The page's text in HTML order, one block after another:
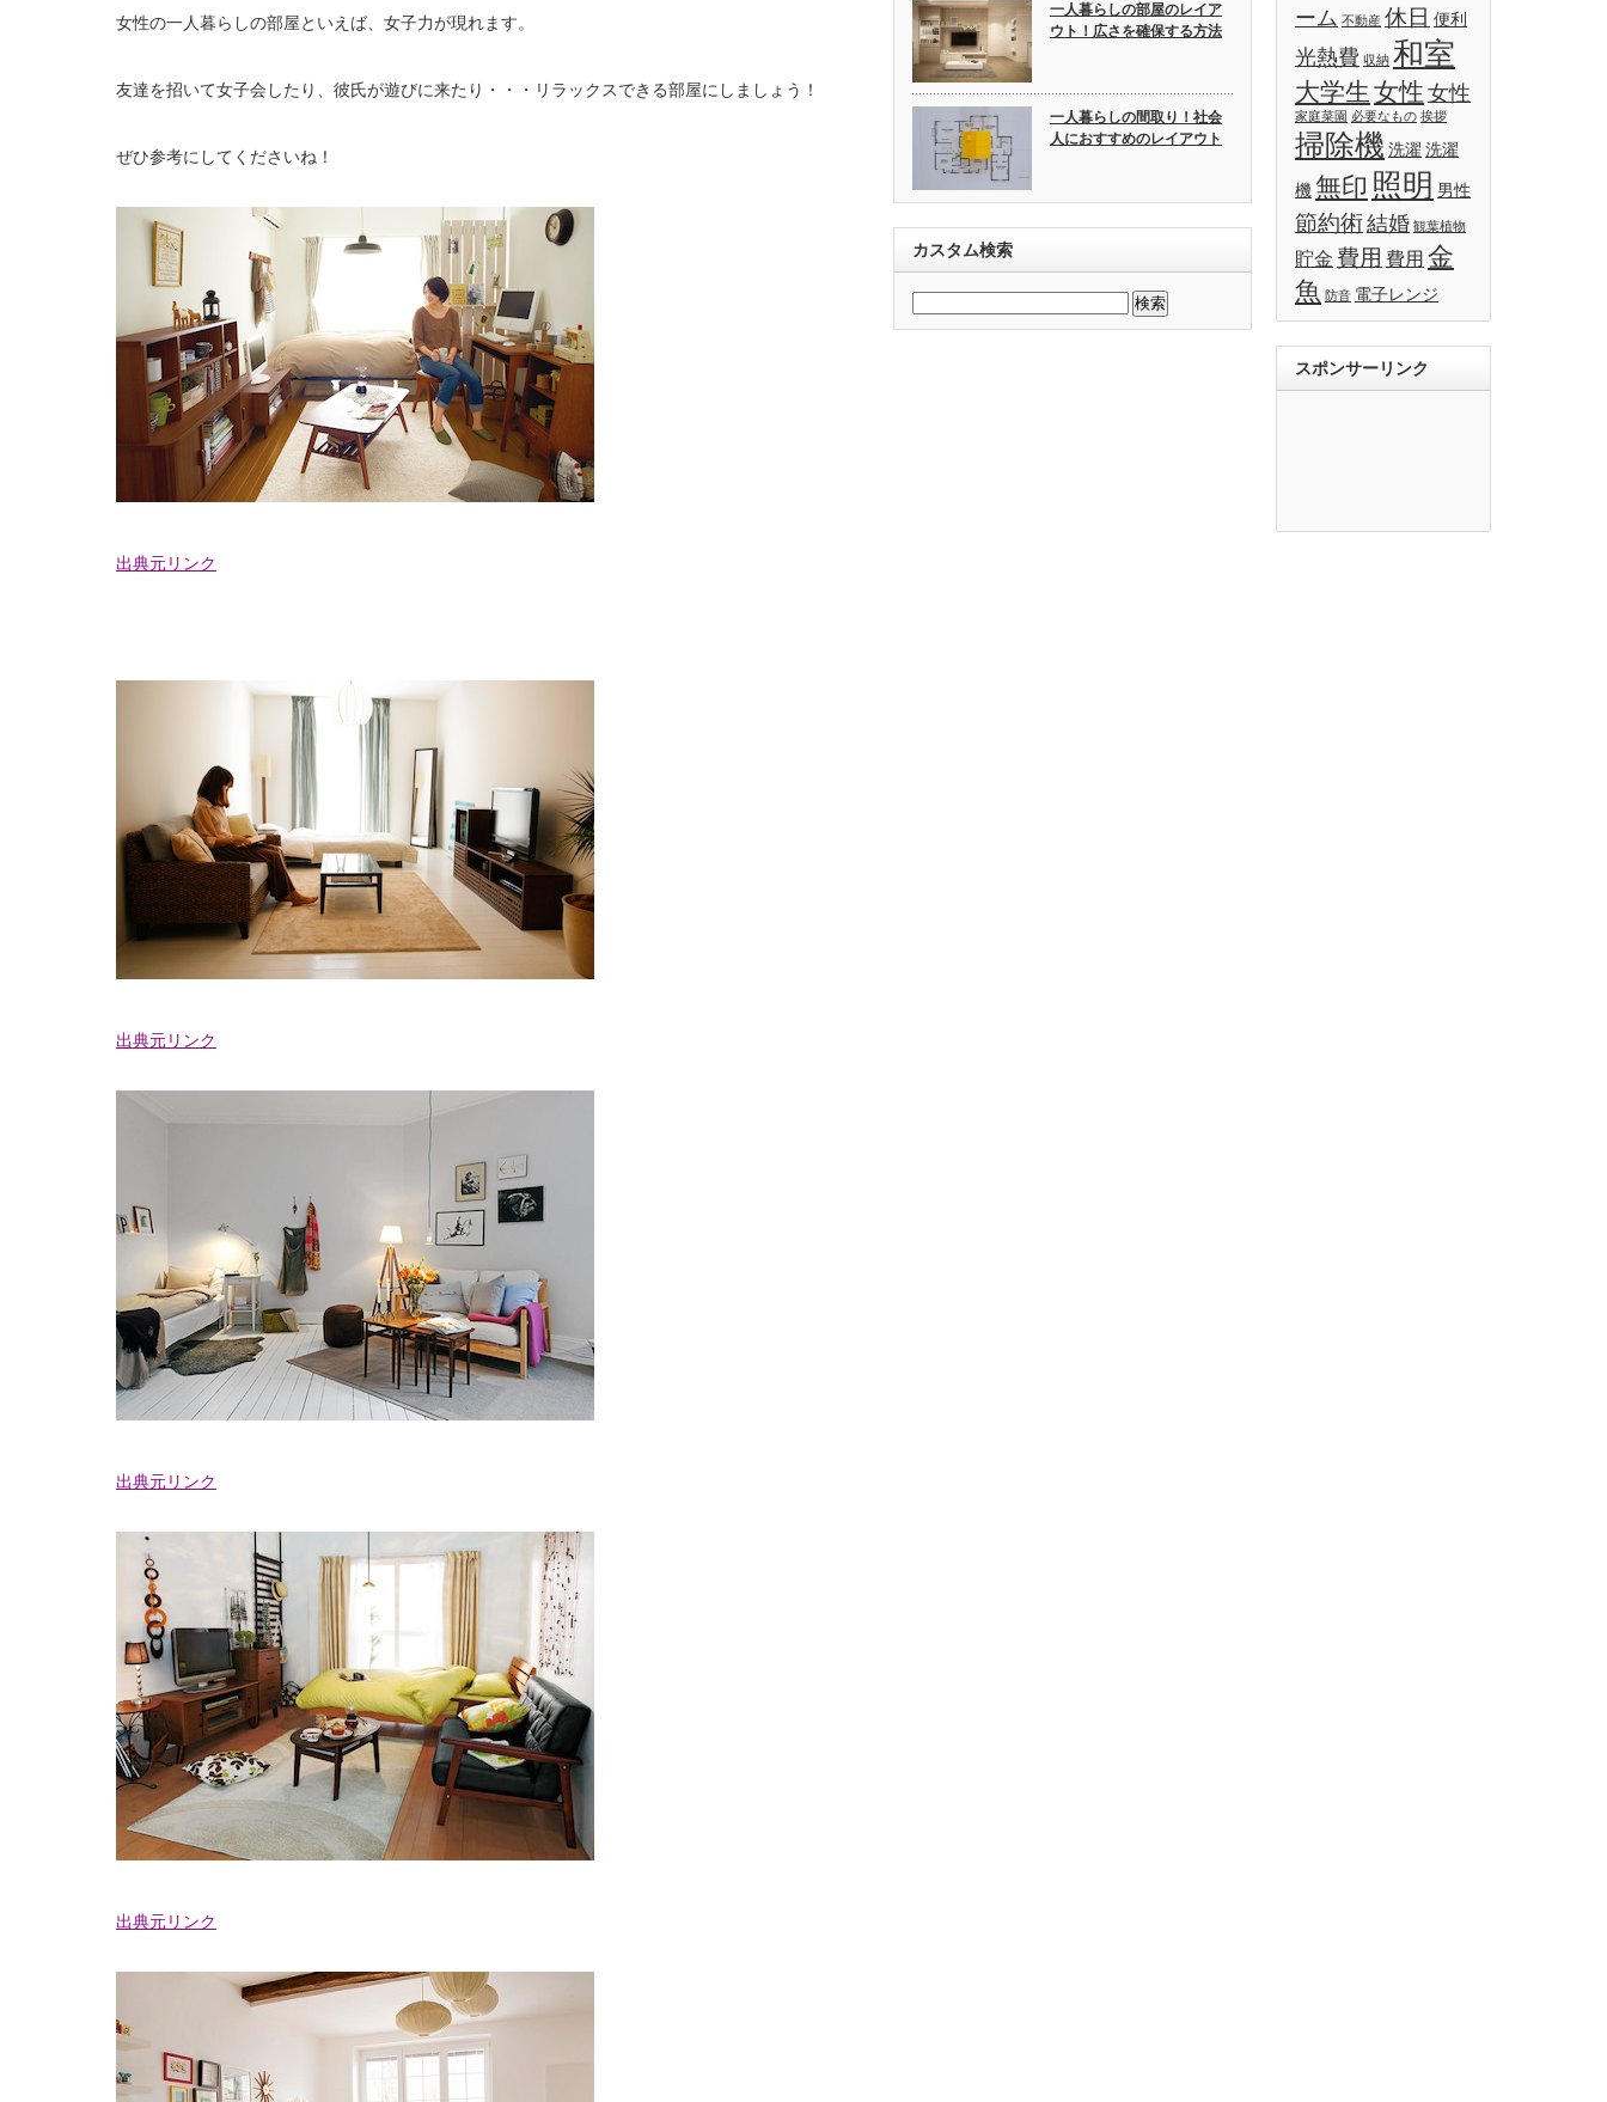
女性の一人暮らしの部屋といえば、女子力が現れます。
友達を招いて女子会したり、彼氏が遊びに来たり・・・リラックスできる部屋にしましょう！
ぜひ参考にしてくださいね！
出典元リンク
出典元リンク
出典元リンク
出典元リンク
一人暮らしの部屋のレイア
ウト！広さを確保する方法
一人暮らしの間取り！社会
人におすすめのレイアウト
カスタム検索
ーム 不動産 休日 便利
光熱費 収納 和室
大学生 女性 女性
家庭菜園 必要なもの 挨拶
掃除機 洗濯 洗濯
機 無印 照明 男性
節約術結婚 観葉植物
貯金 費用 費用 金
魚 防音 電子レンジ
スポンサーリンク